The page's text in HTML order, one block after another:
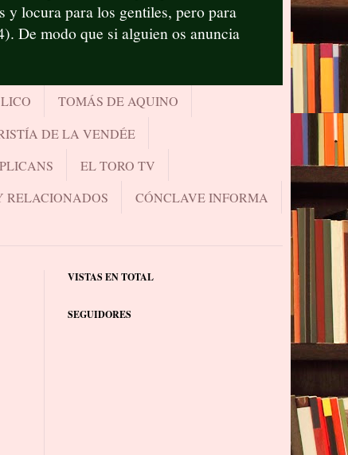
y locura para los gentiles, pero para
De modo que si alguien os anuncia
TOMÁS DE AQUINO
DE LA VENDÉE
EL TORO TV
RELACIONADOS
CÓNCLAVE INFORMA
VISTAS EN TOTAL
SEGUIDORES